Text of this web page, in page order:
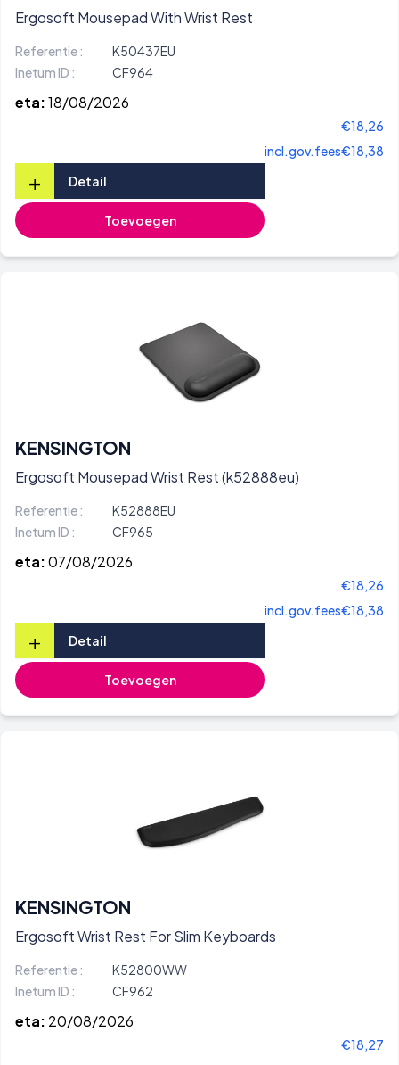
Ergosoft Mousepad With Wrist Rest
Referentie :
K50437EU
Inetum ID :
CF964
eta:18/08/2026
€18,26
incl.gov.fees€18,38
+ Detail
Toevoegen
KENSINGTON
Ergosoft Mousepad Wrist Rest (k52888eu)
Referentie :
K52888EU
Inetum ID :
CF965
eta:07/08/2026
€18,26
incl.gov.fees€18,38
+ Detail
Toevoegen
KENSINGTON
Ergosoft Wrist Rest For Slim Keyboards
Referentie :
K52800WW
Inetum ID :
CF962
eta: 20/08/2026
€18,27